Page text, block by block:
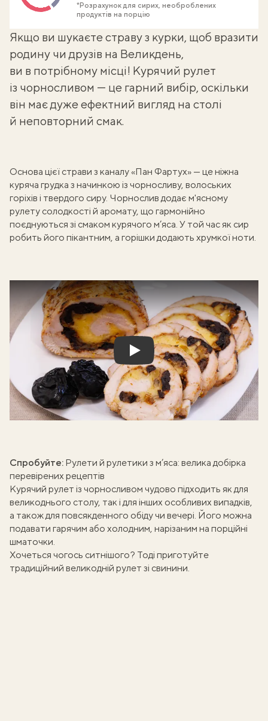
*Розрахунок для сирих, необроблених
продуктів на порцію
Якщо ви шукаєтестраву з курки, щоб вразити
родину чи друзів на Великдень,
ви в потрібному місці! Курячий рулет
із чорносливом — це гарний вибір, оскільки
він має дуже ефектний вигляд на столі
й неповторний смак.
Основа цієї страви з каналу «Пан Фартух» — це ніжна
куряча грудка з начинкою із чорносливу, волоських
горіхів і твердого сиру. Чорнослив додає м'ясному
рулету солодкості й аромату, що гармонійно
поєднуються зі смаком курячого м’яса. У той час як сир
робить його пікантним, а горішки додають хрумкої ноти.
Play
Спробуйте: Рулети й рулетики з м’яса: велика добірка
перевірених рецептів
Курячий рулет із чорносливом чудово підходить як для
великоднього столу, так і для інших особливих випадків,
а також для повсякденного обіду чи вечері. Його можна
подавати гарячим або холодним, нарізаним на порційні
шматочки.
Хочеться чогось ситнішого? Тоді приготуйте
традиційний великодній рулет зі свинини.